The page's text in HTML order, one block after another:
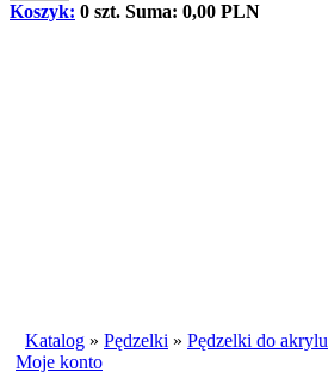
Koszyk: 0 szt. Suma: 0,00 PLN
Katalog » Pędzelki » Pędzelki do akrylu
Moje konto